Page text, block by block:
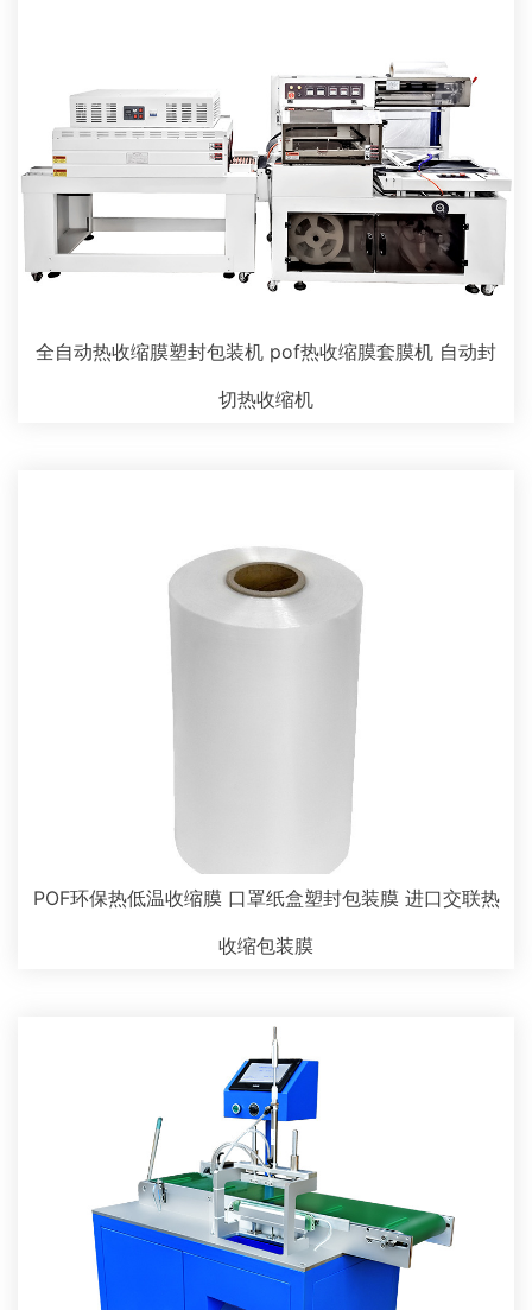
全自动热收缩膜塑封包装机 pof热收缩膜套膜机 自动封
切热收缩机
POF环保热低温收缩膜 口罩纸盒塑封包装膜 进口交联热
收缩包装膜